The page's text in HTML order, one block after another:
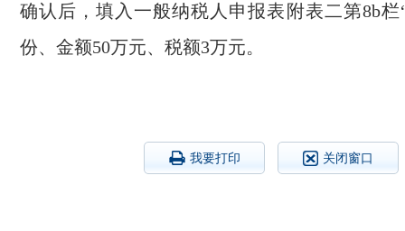
确认后，填入一般纳税人申报表附表二第8b栏
份、金额50万元、税额3万元。
我要打印 关闭窗口